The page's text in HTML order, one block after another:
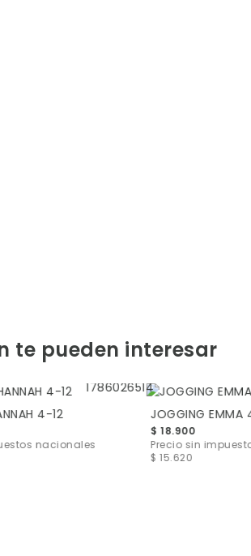
te pueden interesar
4-12
nacionales
JOGGING EMMA
$ 18.900
Precio sin
$ 15.620